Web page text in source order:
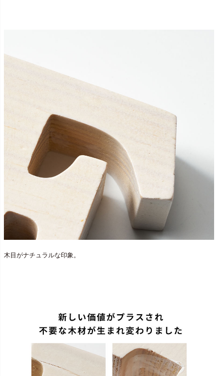
木目がナチュラルな印象。